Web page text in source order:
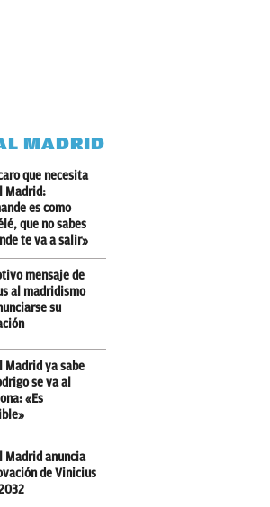
MADRID
que necesita
Madrid:
es como
que no sabes
te va a salir»
mensaje de
al madridismo
su
Madrid ya sabe
se va al
«Es
Madrid anuncia
de Vinicius